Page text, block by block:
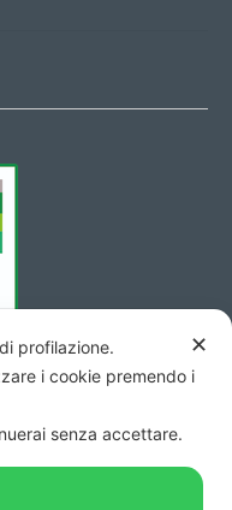
✕
profilazione.
i cookie premendo i
senza accettare.